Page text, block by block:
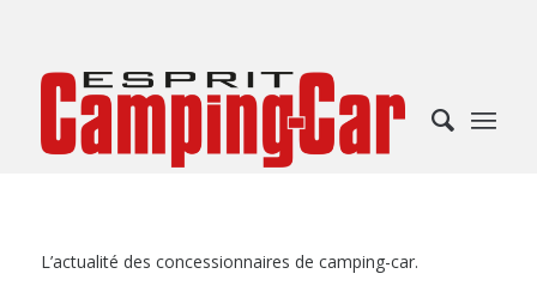
L’actualité des concessionnaires de camping-car.